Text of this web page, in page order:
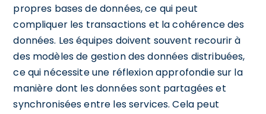
propres bases de données, ce qui peut
compliquer les transactions et la cohérence des
données. Les équipes doivent souvent recourir à
des modèles de gestion des données distribuées,
ce qui nécessite une réflexion approfondie sur la
manière dont les données sont partagées et
synchronisées entre les services. Cela peut